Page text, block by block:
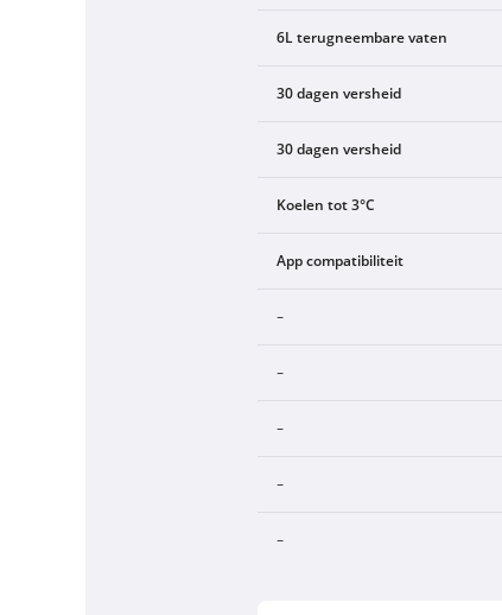
6L terugneembare vaten
30 dagen versheid
30 dagen versheid
Koelen tot 3°C
App compatibiliteit
-
-
-
-
-